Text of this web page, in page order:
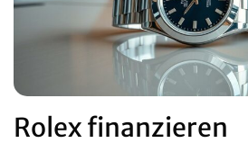
Rolex finanzieren